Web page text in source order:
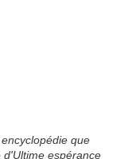
que
d'Ultime espérance